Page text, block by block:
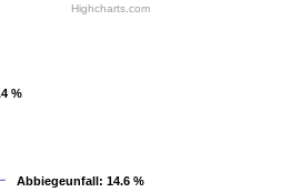
Highcharts.com
%
%
Abbiegeunfall: 14.6 %
Abbiegeunfall: 14.6 %